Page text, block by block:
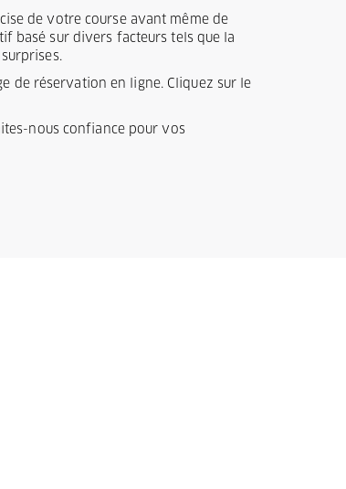
de votre course avant même de
basé sur divers facteurs tels que la
de réservation en ligne. Cliquez sur le
nous confiance pour vos